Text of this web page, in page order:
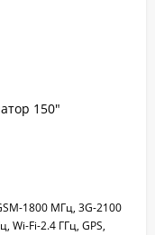
150"
1800 МГц, 3G-2100
Wi-Fi-2.4 ГГц, GPS,